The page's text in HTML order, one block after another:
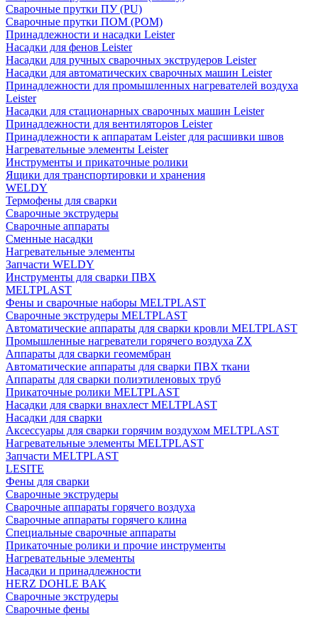
Сварочные прутки ПУ (PU)
Сварочные прутки ПОМ (POM)
Принадлежности и насадки Leister
Насадки для фенов Leister
Насадки для ручных сварочных экструдеров Leister
Насадки для автоматических сварочных машин Leister
Принадлежности для промышленных нагревателей воздуха
Leister
Насадки для стационарных сварочных машин Leister
Принадлежности для вентиляторов Leister
Принадлежности к аппаратам Leister для расшивки швов
Нагревательные элементы Leister
Инструменты и прикаточные ролики
Ящики для транспортировки и хранения
WELDY
Термофены для сварки
Сварочные экструдеры
Сварочные аппараты
Сменные насадки
Нагревательные элементы
Запчасти WELDY
Инструменты для сварки ПВХ
MELTPLAST
Фены и сварочные наборы MELTPLAST
Сварочные экструдеры MELTPLAST
Автоматические аппараты для сварки кровли MELTPLAST
Промышленные нагреватели горячего воздуха ZX
Аппараты для сварки геомембран
Автоматические аппараты для сварки ПВХ ткани
Аппараты для сварки полиэтиленовых труб
Прикаточные ролики MELTPLAST
Насадки для сварки внахлест MELTPLAST
Насадки для сварки
Аксессуары для сварки горячим воздухом MELTPLAST
Нагревательные элементы MELTPLAST
Запчасти MELTPLAST
LESITE
Фены для сварки
Сварочные экструдеры
Сварочные аппараты горячего воздуха
Сварочные аппараты горячего клина
Специальные сварочные аппараты
Прикаточные ролики и прочие инструменты
Нагревательные элементы
Насадки и принадлежности
HERZ DOHLE BAK
Сварочные экструдеры
Сварочные фены